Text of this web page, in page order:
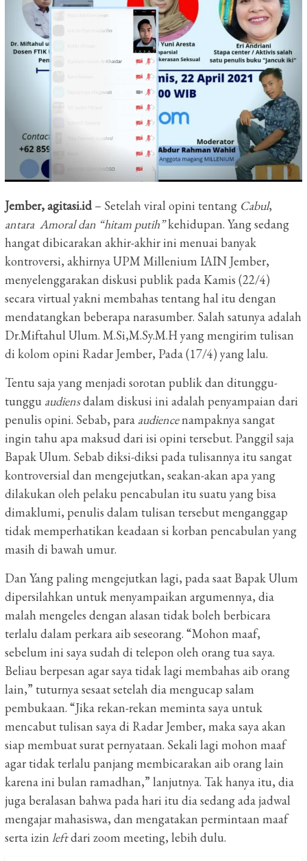
Jember, agitasi.id– Setelah viral opini tentang Cabul,
antara Amoral dan “hitam putih”kehidupan. Yang sedang
hangat dibicarakan akhir-akhir ini menuai banyak
kontroversi, akhirnya UPM Millenium IAIN Jember,
menyelenggarakan diskusi publik pada Kamis (22/4)
secara virtual yakni membahas tentang hal itu dengan
mendatangkan beberapa narasumber. Salah satunya adalah
Dr.Miftahul Ulum. M.Si,M.Sy.M.H yang mengirim tulisan
di kolom opini Radar Jember, Pada (17/4) yang lalu.
Tentu saja yang menjadi sorotan publik dan ditunggu-
tunggu audiensdalam diskusi ini adalah penyampaian dari
penulis opini. Sebab, para audiencenampaknya sangat
ingin tahu apa maksud dari isi opini tersebut. Panggil saja
Bapak Ulum. Sebab diksi-diksi pada tulisannya itu sangat
kontroversial dan mengejutkan, seakan-akan apa yang
dilakukan oleh pelaku pencabulan itu suatu yang bisa
dimaklumi, penulis dalam tulisan tersebut menganggap
tidak memperhatikan keadaan si korban pencabulan yang
masih di bawah umur.
Dan Yang paling mengejutkan lagi, pada saat Bapak Ulum
dipersilahkan untuk menyampaikan argumennya, dia
malah mengeles dengan alasan tidak boleh berbicara
terlalu dalam perkara aib seseorang. “Mohon maaf,
sebelum ini saya sudah di telepon oleh orang tua saya.
Beliau berpesan agar saya tidak lagi membahas aib orang
lain,” tuturnya sesaat setelah dia mengucap salam
pembukaan. “Jika rekan-rekan meminta saya untuk
mencabut tulisan saya di Radar Jember, maka saya akan
siap membuat surat pernyataan. Sekali lagi mohon maaf
agar tidak terlalu panjang membicarakan aib orang lain
karena ini bulan ramadhan,” lanjutnya. Tak hanya itu, dia
juga beralasan bahwa pada hari itu dia sedang ada jadwal
mengajar mahasiswa, dan mengatakan permintaan maaf
serta izin leftdari zoom meeting, lebih dulu.